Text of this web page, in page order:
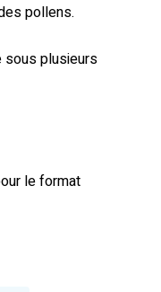
pollens.
sous plusieurs
le format